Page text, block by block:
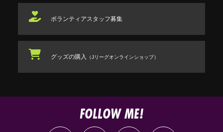
ボランティアスタッフ募集
グッズの購入 （Jリーグオンラインショップ）
FOLLOW ME!